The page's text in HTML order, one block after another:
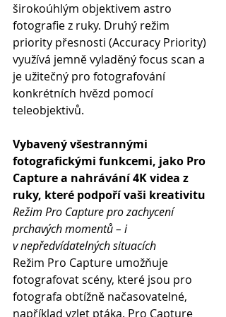
širokoúhlým objektivem astro
fotografie z ruky. Druhý režim
priority přesnosti (Accuracy Priority)
využívá jemně vyladěný focus scan a
je užitečný pro fotografování
konkrétních hvězd pomocí
teleobjektivů.
Vybavený všestrannými
fotografickými funkcemi, jako Pro
Capture a nahrávání 4K videa z
ruky, které podpoří vaši kreativitu
Režim Pro Capture pro zachycení
prchavých momentů – i
v nepředvídatelných situacích
Režim Pro Capture umožňuje
fotografovat scény, které jsou pro
fotografa obtížně načasovatelné,
například vzlet ptáka. Pro Capture